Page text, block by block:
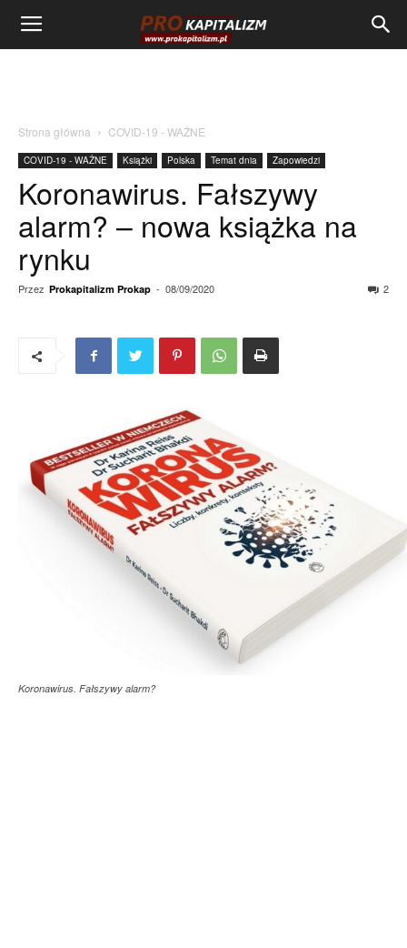
Strona główna COVID-19 - WAŻNE
COVID-19 - WAŻNE Książki Polska Temat dnia Zapowiedzi
Koronawirus. Fałszywy
alarm? – nowa książka na
rynku
Przez Prokapitalizm Prokap - 08/09/2020 2
Koronawirus. Fałszywy alarm?